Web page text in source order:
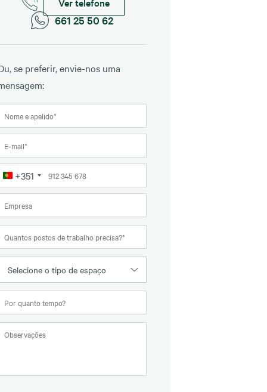
661 25 50 62
se preferir, envie-nos uma
Portugal
+351
+351
Selecione o tipo de espaço